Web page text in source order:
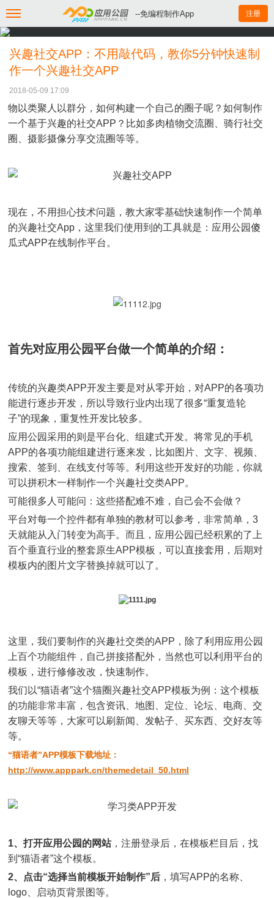
--免编程制作App 注册
兴趣社交APP：不用敲代码，教你5分钟快速制
作一个兴趣社交APP
2018-05-09 17:09
物以类聚人以群分，如何构建一个自己的圈子呢？如何制作
一个基于兴趣的社交APP？比如多肉植物交流圈、骑行社交
圈、摄影摄像分享交流圈等等。
现在，不用担心技术问题，教大家零基础快速制作一个简单
的兴趣社交App，这里我们使用到的工具就是：应用公园傻
瓜式APP在线制作平台。
首先对应用公园平台做一个简单的介绍：
传统的兴趣类APP开发主要是对从零开始，对APP的各项功
能进行逐步开发，所以导致行业内出现了很多“重复造轮
子”的现象，重复性开发比较多。
应用公园采用的则是平台化、组建式开发。将常见的手机
APP的各项功能组建进行逐来发，比如图片、文字、视频、
搜索、签到、在线支付等等。利用这些开发好的功能，你就
可以拼积木一样制作一个兴趣社交类APP。
可能很多人可能问：这些搭配难不难，自己会不会做？
平台对每一个控件都有单独的教材可以参考，非常简单，3
天就能从入门转变为高手。而且，应用公园已经积累的了上
百个垂直行业的整套原生APP模板，可以直接套用，后期对
模板内的图片文字替换掉就可以了。
这里，我们要制作的兴趣社交类的APP，除了利用应用公园
上百个功能组件，自己拼接搭配外，当然也可以利用平台的
模板，进行修修改改，快速制作。
我们以“猫语者”这个猫圈兴趣社交APP模板为例：这个模板
的功能非常丰富，包含资讯、地图、定位、论坛、电商、交
友聊天等等，大家可以刷新闻、发帖子、买东西、交好友等
等。
“猫语者”APP模板下载地址：
http://www.apppark.cn/themedetail_50.html
1、打开应用公园的网站，注册登录后，在模板栏目后，找
到“猫语者”这个模板。
2、点击“选择当前模板开始制作”后 ，填写APP的名称、
logo、启动页背景图等。